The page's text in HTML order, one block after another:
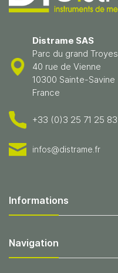
Distrame SAS
Parc du grand Troyes
40 rue de Vienne
10300 Sainte-Savine
France
+33 (0)3 25 71 25 83
infos@distrame.fr
Informations
Navigation